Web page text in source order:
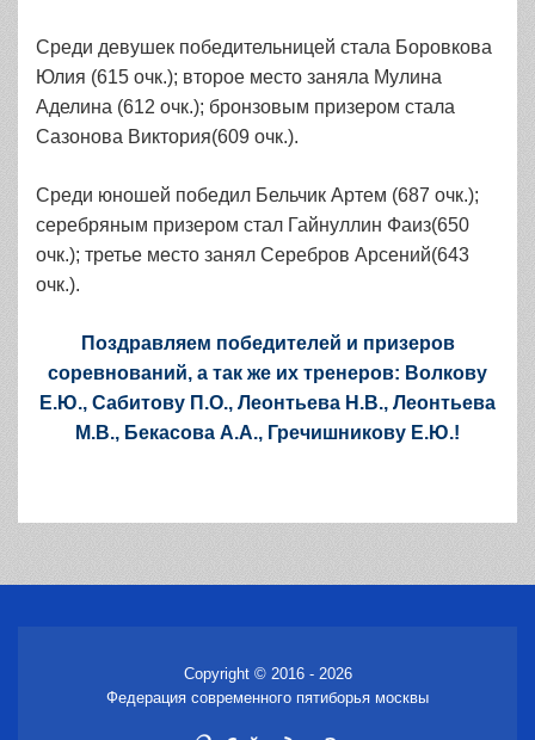
Среди девушек победительницей стала Боровкова
Юлия (615 очк.); второе место заняла Мулина
Аделина (612 очк.); бронзовым призером стала
Сазонова Виктория(609 очк.).
Среди юношей победил Бельчик Артем (687 очк.);
серебряным призером стал Гайнуллин Фаиз(650
очк.); третье место занял Серебров Арсений(643
очк.).
Поздравляем победителей и призеров
соревнований, а так же их тренеров: Волкову
Е.Ю., Сабитову П.О., Леонтьева Н.В., Леонтьева
М.В., Бекасова А.А., Гречишникову Е.Ю.!
Copyright © 2016 - 2026
Федерация современного пятиборья москвы